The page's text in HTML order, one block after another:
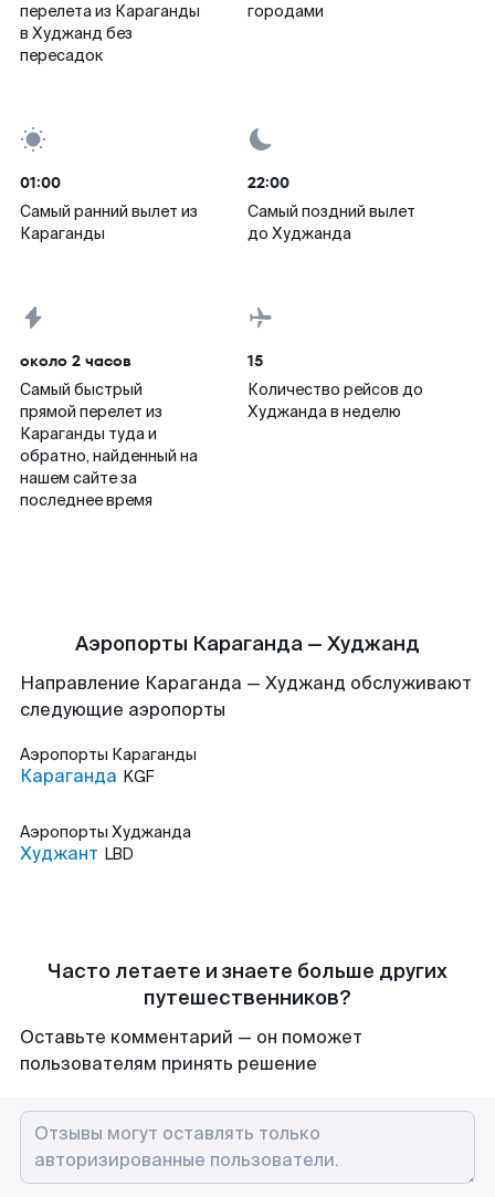
перелета из Караганды
в Худжанд без
пересадок
городами
01:00
Самый ранний вылет из
Караганды
22:00
Самый поздний вылет
до Худжанда
около 2 часов
Самый быстрый
прямой перелет из
Караганды туда и
обратно, найденный на
нашем сайте за
последнее время
15
Количество рейсов до
Худжанда в неделю
Аэропорты Караганда — Худжанд
Направление Караганда — Худжанд обслуживают
следующие аэропорты
Аэропорты Караганды
Караганда KGF
Аэропорты Худжанда
Худжант LBD
Часто летаете и знаете больше других
путешественников?
Оставьте комментарий — он поможет
пользователям принять решение